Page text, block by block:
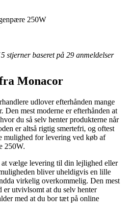
250W
stjerner baseret på 29 anmeldelser
Monacor
udlover efterhånden mange
Den mest moderne er efterhånden at
du så selv henter produkterne når
er altså rigtig smertefri, og oftest
mulighed for levering ved køb af
250W.
vælge levering til din lejlighed eller
bliver uheldigvis en lille
virkelig overkommelig. Den mest
er utvivlsomt at du selv henter
med at du bor tæt på online